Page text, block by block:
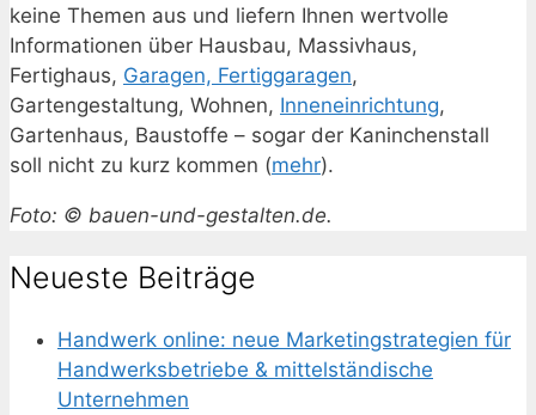
keine Themen aus und liefern Ihnen wertvolle
Informationen über Hausbau, Massivhaus,
Fertighaus, Garagen, Fertiggaragen,
Gartengestaltung, Wohnen, Inneneinrichtung,
Gartenhaus, Baustoffe – sogar der Kaninchenstall
soll nicht zu kurz kommen (mehr).
Foto: © bauen-und-gestalten.de.
Neueste Beiträge
Handwerk online: neue Marketingstrategien für
Handwerksbetriebe & mittelständische
Unternehmen